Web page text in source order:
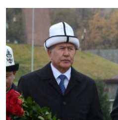
ДАНИСТЕ
ЭЖЕ-СИҢДИЛЕР
АЗАТТЫК+
ЫҢГАЙСЫЗ СУРООЛОР
ОНЛАЙН ШЕРИНЕ
ЭЕ/АРнун бардык сайттары